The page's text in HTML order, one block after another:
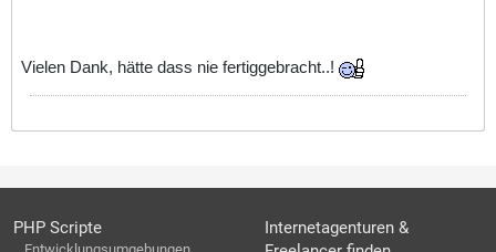
Vielen Dank, hätte dass nie fertiggebracht..!
PHP Scripte
Internetagenturen &